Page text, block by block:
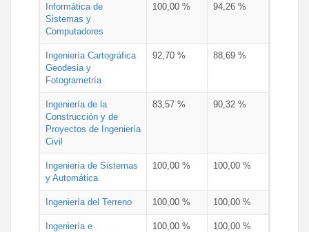
Informática de
Sistemas y
Computadores
100,00 % 94,26 %
Ingeniería Cartográfica
Geodesia y
Fotogrametría
92,70 % 88,69 %
Ingeniería de la
Construcción y de
Proyectos de Ingeniería
Civil
83,57 % 90,32 %
Ingeniería de Sistemas
y Automática
100,00 % 100,00 %
Ingeniería del Terreno 100,00 % 100,00 %
Ingeniería e
100,00 % 100,00 %